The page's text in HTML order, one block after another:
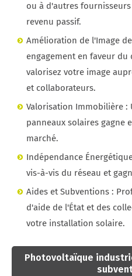
ou à d'autres
revenu passif.
Amélioration de l'Image
engagement en faveur
valorisez votre image
et collaborateurs.
Valorisation Immobilière :
panneaux solaires gagne
marché.
Indépendance
vis-à-vis du réseau et
Aides et Subventions :
d'aide de l'État et des
votre installation solaire.
Photovoltaïque